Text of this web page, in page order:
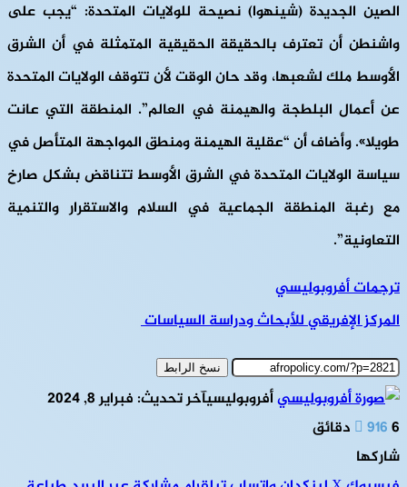
الصين الجديدة (شينهوا) نصيحة للولايات المتحدة: “يجب على
واشنطن أن تعترف بالحقيقة الحقيقية المتمثلة في أن الشرق
الأوسط ملك لشعبها، وقد حان الوقت لأن تتوقف الولايات المتحدة
عن أعمال البلطجة والهيمنة في العالم”. المنطقة التي عانت
طويلا». وأضاف أن “عقلية الهيمنة ومنطق المواجهة المتأصل في
سياسة الولايات المتحدة في الشرق الأوسط تتناقض بشكل صارخ
مع رغبة المنطقة الجماعية في السلام والاستقرار والتنمية
التعاونية”.
ترجمات أفروبوليسي
المركز الإفريقي للأبحاث ودراسة السياسات
نسخ الرابط
أفروبوليسيآخر تحديث: فبراير 8, 2024
9166 دقائق
شاركها